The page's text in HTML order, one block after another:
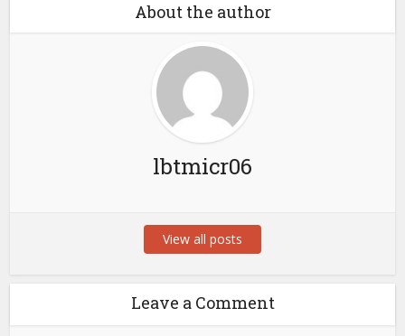
About the author
lbtmicr06
View all posts
Leave a Comment